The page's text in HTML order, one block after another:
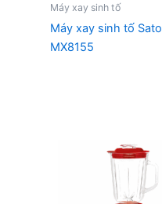
Máy xay sinh tố
Máy xay sinh tố Sato
MX8155